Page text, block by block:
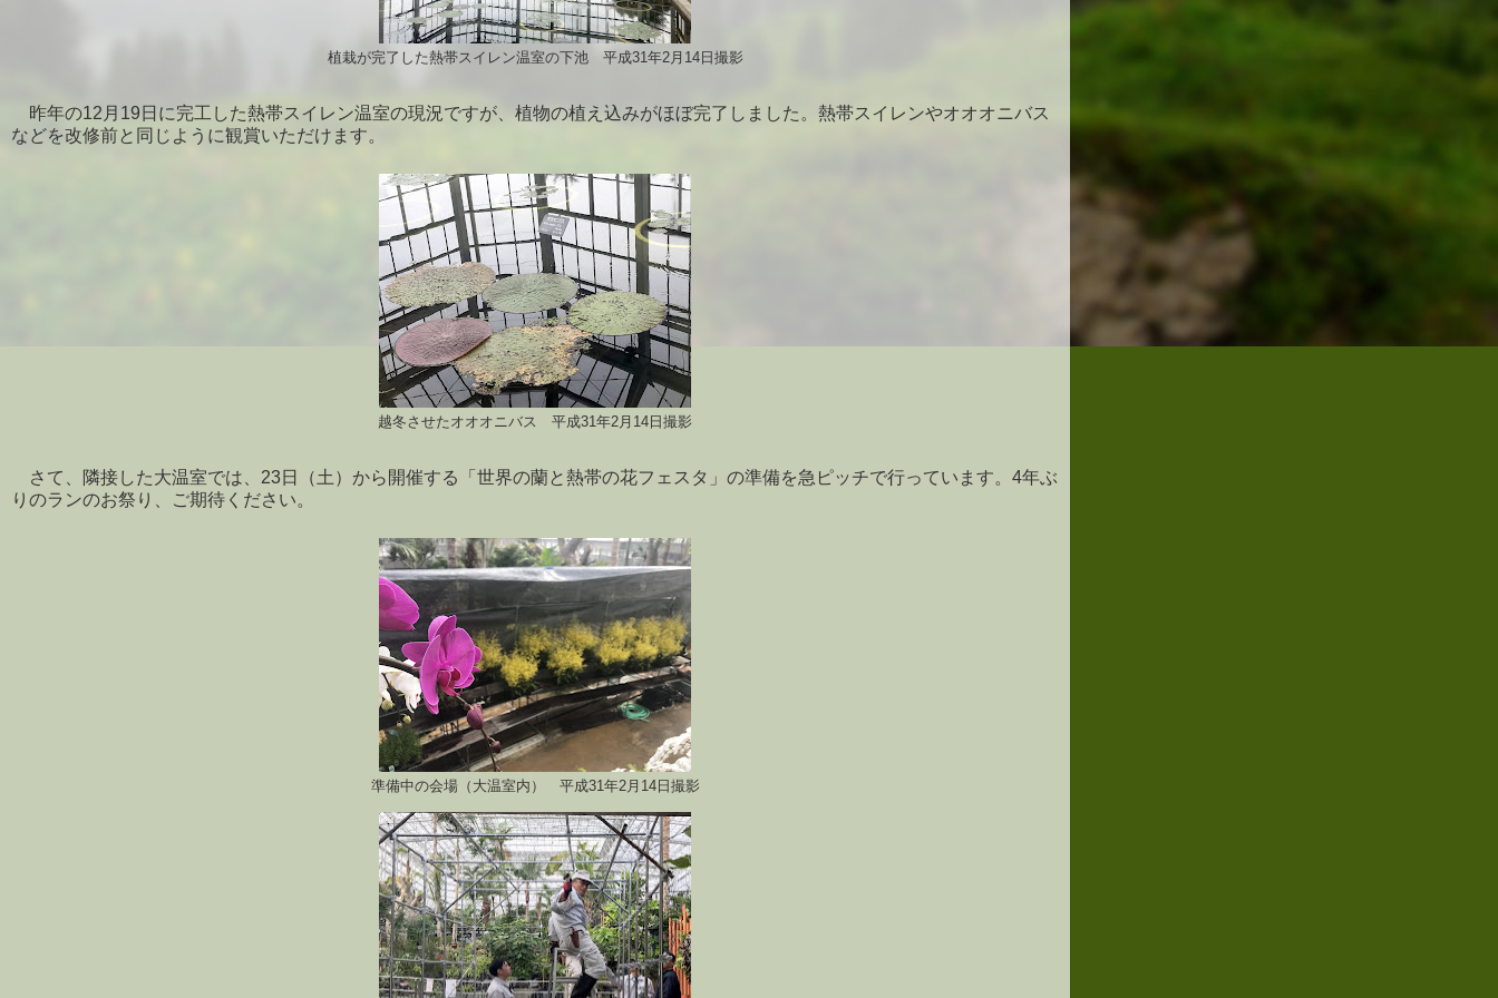
植栽が完了した熱帯スイレン温室の下池 平成31年2月14日撮影
昨年の12月19日に完工した熱帯スイレン温室の現況ですが、植物の植え込みがほぼ完了しました。熱帯スイレンやオオオニバス
などを改修前と同じように観賞いただけます。
越冬させたオオオニバス 平成31年2月14日撮影
さて、隣接した大温室では、23日（土）から開催する「世界の蘭と熱帯の花フェスタ」の準備を急ピッチで行っています。4年ぶ
りのランのお祭り、ご期待ください。
準備中の会場（大温室内） 平成31年2月14日撮影